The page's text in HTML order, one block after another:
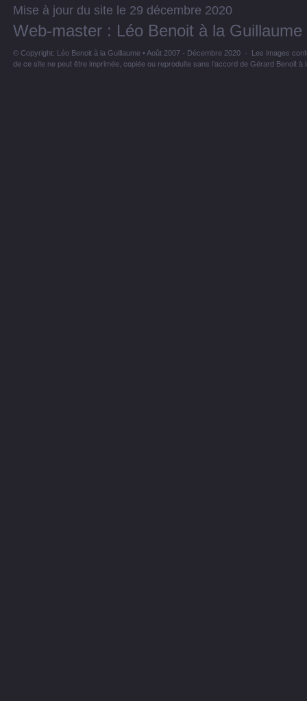
Mise à jour du site le 29 décembre 2020
© Copyright: Léo Benoit à la Guillaume • Août 2007 - Décembre 2020 - Les images
de ce site ne peut être imprimée, copiée ou reproduite sans l’accord de Gérard Benoit à
Web-master : Léo Benoit à la Guillaume